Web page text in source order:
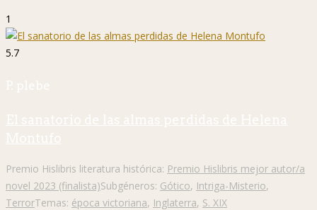
1
5.7
P. plebe
El sanatorio de las almas perdidas de Helena
Montufo
Premio Hislibris literatura histórica: Premio Hislibris mejor autor/a
novel 2023 (finalista)Subgéneros: Gótico, Intriga-Misterio,
TerrorTemas: época victoriana, Inglaterra, S. XIX